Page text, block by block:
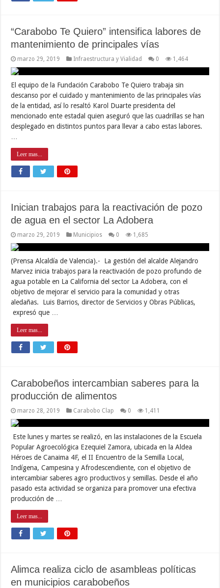
“Carabobo Te Quiero” intensifica labores de
mantenimiento de principales vías
marzo 29, 2019 Infraestructura y Vialidad 0 1,464
El equipo de la Fundación Carabobo Te Quiero trabaja sin
descanso por el cuidado y mantenimiento de las principales vías
de la entidad, así lo resaltó Karol Duarte presidenta del
mencionado ente estadal quien aseguró que las cuadrillas se han
desplegado en distintos puntos para llevar a cabo estas labores.
Leer mas...
Inician trabajos para la reactivación de pozo
de agua en el sector La Adobera
marzo 29, 2019 Municipios 0 1,685
(Prensa Alcaldía de Valencia).- La gestión del alcalde Alejandro
Marvez inicia trabajos para la reactivación de pozo profundo de
agua potable en La California del sector La Adobera, con el
objetivo de mejorar el servicio para la comunidad y otras
aledañas. Luis Barrios, director de Servicios y Obras Públicas,
expresó que …
Leer mas...
Carabobeños intercambian saberes para la
producción de alimentos
marzo 28, 2019 Carabobo Clap 0 1,411
Este lunes y martes se realizó, en las instalaciones de la Escuela
Popular Agroecológica Ezequiel Zamora, ubicada en la Aldea
Héroes de Canaima 4F, el II Encuentro de la Semilla Local,
Indígena, Campesina y Afrodescendiente, con el objetivo de
intercambiar saberes agro productivos y semillas. Desde el año
pasado esta actividad se organiza para promover una efectiva
producción de …
Leer mas...
Alimca realiza ciclo de asambleas políticas
en municipios carabobeños